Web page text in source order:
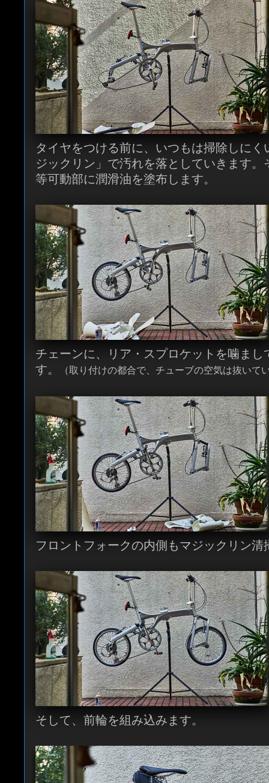
タイヤをつける前に、いつもは掃除しに
ジックリン」で汚れを落としていきます
等可動部に潤滑油を塗布します。
チェーンに、リア・スプロケットを噛まし
す。
（取り付けの都合で、チューブの空気は抜いて
フロントフォークの内側もマジックリン清
そして、前輪を組み込みます。